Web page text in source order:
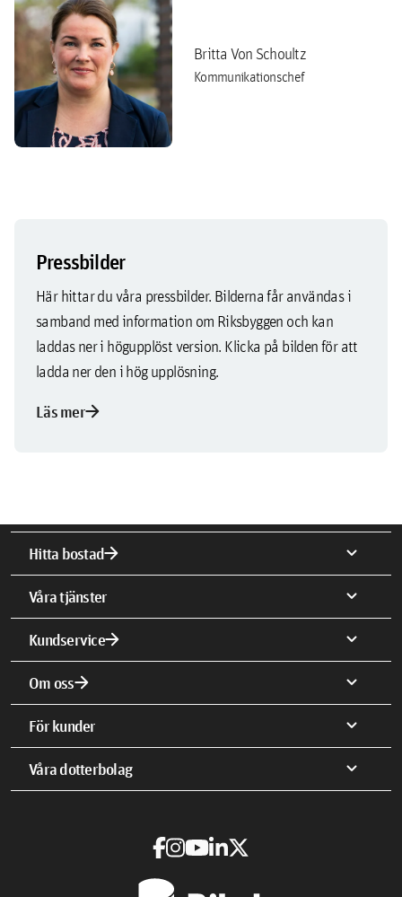
Britta Von Schoultz
Kommunikationschef
Pressbilder
Här hittar du våra pressbilder. Bilderna får användas i
samband med information om Riksbyggen och kan
laddas ner i högupplöst version. Klicka på bilden för att
ladda ner den i hög upplösning.
Läs merarrow_forward
Hitta bostadarrow_forward expand_more
Våra tjänster expand_more
Kundservicearrow_forward expand_more
Om ossarrow_forward expand_more
För kunder expand_more
Våra dotterbolag expand_more